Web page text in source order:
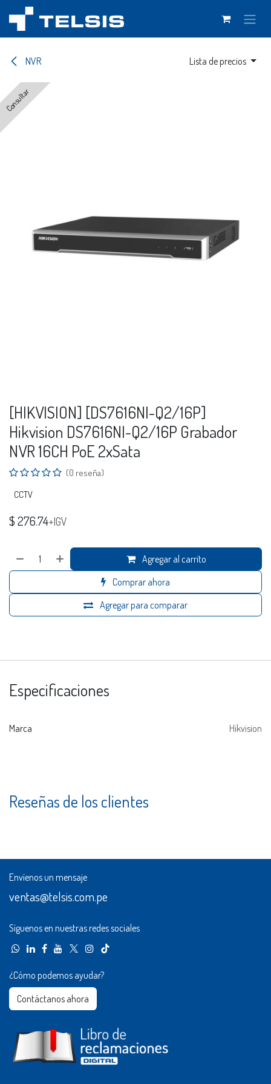
Ir al contenido
NVR Lista de precios
Consultar
[HIKVISION] [DS7616NI-Q2/16P]
Hikvision DS7616NI-Q2/16P Grabador
NVR 16CH PoE 2xSata
(0 reseña)
CCTV
$276.74+IGV
Agregar al carrito
Comprar ahora
Agregar para comparar
Especificaciones
Marca Hikvision
Reseñas de los clientes
Envíenos un mensaje
ventas@telsis.com.pe
Síguenos en nuestras redes sociales
¿Cómo podemos ayudar?
Contáctanos ahora​​